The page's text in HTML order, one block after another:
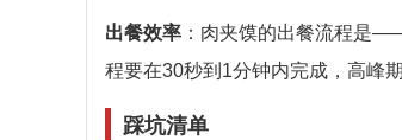
出餐效率 ：肉夹馍的出餐流程是
程要在30秒到1分钟内完成，高峰
踩坑清单